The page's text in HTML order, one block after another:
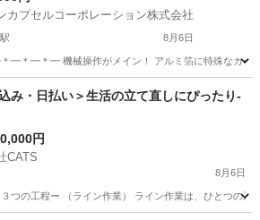
カプセルコーポレーション株式会社
8月6日
＊━ 機械操作がメイン！ アルミ箔に特殊なカーボン
駅 軽作業 スタッフ
み・日払い＞生活の立て直しにぴったり-
円
CATS
8月6日
つの工程ー （ライン作業） ライン作業は、ひとつの